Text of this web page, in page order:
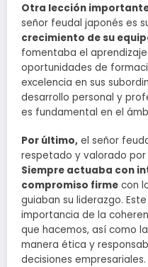
Otra lección
señor feudal japonés es
crecimiento de su
fomentaba el
oportunidades de
excelencia en sus
desarrollo personal y
es fundamental en el
Por último, el señor
respetado y valorado
Siempre actuaba con
compromiso firme con
guiaban su liderazgo.
importancia de la
que hacemos, así como
manera ética y
decisiones empresariales.